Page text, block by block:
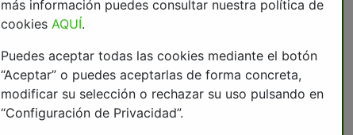
más información puedes consultar nuestra política de
cookies AQUÍ.
Puedes aceptar todas las cookies mediante el botón
“Aceptar” o puedes aceptarlas de forma concreta,
modificar su selección o rechazar su uso pulsando en
“Configuración de Privacidad”.